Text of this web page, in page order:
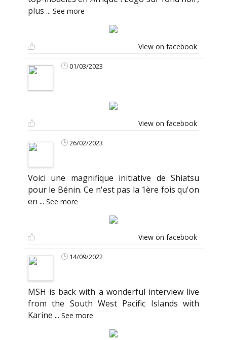
plus ... See more
View on facebook
01/03/2023
View on facebook
26/02/2023
Voici une magnifique initiative de Shiatsu
pour le Bénin. Ce n'est pas la 1ère fois qu'on
en ... See more
View on facebook
14/09/2022
MSH is back with a wonderful interview live
from the South West Pacific Islands with
Karine ... See more